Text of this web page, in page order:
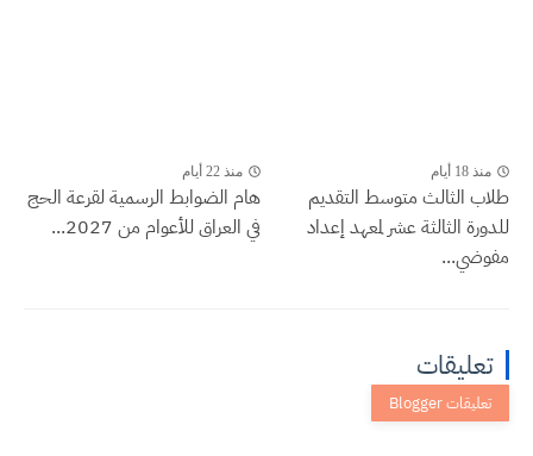
منذ 18 أيام
طلاب الثالث متوسط التقديم
للدورة الثالثة عشر لمعهد إعداد
مفوضي...
منذ 22 أيام
هام الضوابط الرسمية لقرعة الحج
في العراق للأعوام من 2027...
تعليقات